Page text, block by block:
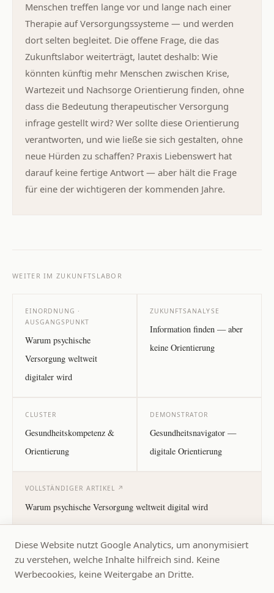
Menschen treffen lange vor und lange nach einer
Therapie auf Versorgungssysteme — und werden
dort selten begleitet. Die offene Frage, die das
Zukunftslabor weiterträgt, lautet deshalb: Wie
könnten künftig mehr Menschen zwischen Krise,
Wartezeit und Nachsorge Orientierung finden, ohne
dass die Bedeutung therapeutischer Versorgung
infrage gestellt wird? Wer sollte diese Orientierung
verantworten, und wie ließe sie sich gestalten, ohne
neue Hürden zu schaffen? Praxis Liebenswert hat
darauf keine fertige Antwort — aber hält die Frage
für eine der wichtigeren der kommenden Jahre.
WEITER IM ZUKUNFTSLABOR
EINORDNUNG ·
AUSGANGSPUNKT
Warum psychische
Versorgung weltweit
digitaler wird
ZUKUNFTSANALYSE
Information finden — aber
keine Orientierung
CLUSTER
Gesundheitskompetenz &
Orientierung
DEMONSTRATOR
Gesundheitsnavigator —
digitale Orientierung
VOLLSTÄNDIGER ARTIKEL ↗
Warum psychische Versorgung weltweit digital wird
Diese Website nutzt Google Analytics, um anonymisiert
zu verstehen, welche Inhalte hilfreich sind. Keine
Werbecookies, keine Weitergabe an Dritte.